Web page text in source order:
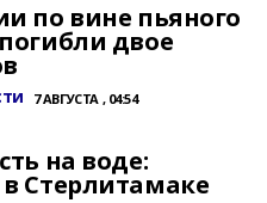
по вине пьяного
двое
7 АВГУСТА , 04:54
на воде:
Стерлитамаке